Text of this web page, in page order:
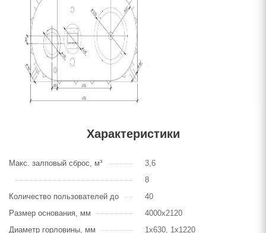
Характеристики
Макс. залповый сброс, м³
3,6
8
Количество пользователей до
40
Размер основания, мм
4000х2120
Диаметр горловины, мм
1х630, 1х1220